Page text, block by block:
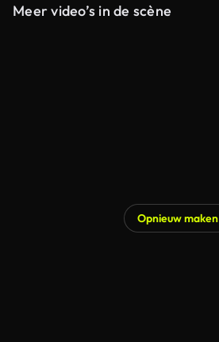
Meer video’s in de scène
Opnieuw maken